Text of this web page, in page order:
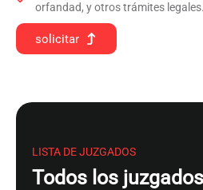
orfandad, y otros trámites legales.
solicitar
LISTA DE JUZGADOS
Todos los